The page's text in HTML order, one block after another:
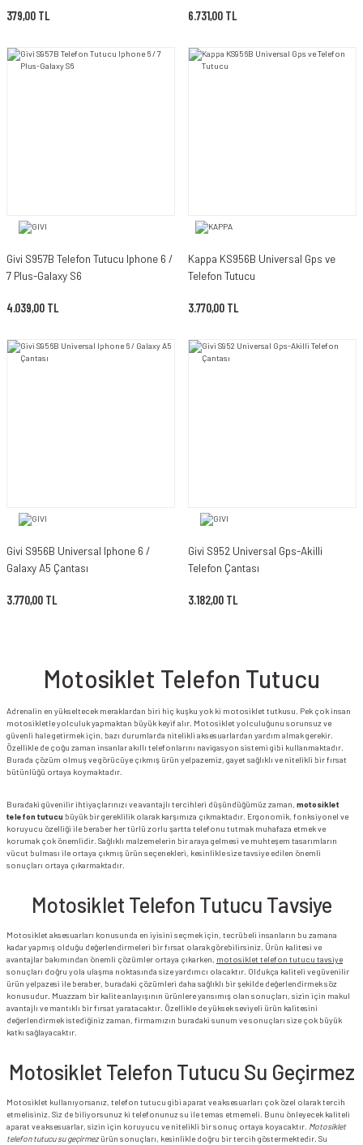
379,00 TL 6.731,00 TL
Givi S957B Telefon Tutucu Iphone 6 /
7 Plus-Galaxy S6
4.039,00 TL
Kappa KS956B Universal Gps ve
Telefon Tutucu
3.770,00 TL
Givi S956B Universal Iphone 6 /
Galaxy A5 Çantası
3.770,00 TL
Givi S952 Universal Gps-Akilli
Telefon Çantası
3.182,00 TL
Motosiklet Telefon Tutucu
Adrenalin en yükseltecek meraklardan biri hiç kuşku yok ki motosiklet tutkusu. Pek çok insan
motosikletle yolculuk yapmaktan büyük keyif alır. Motosiklet yolculuğunu sorunsuz ve
güvenli hale getirmek için, bazı durumlarda nitelikli aksesuarlardan yardım almak gerekir.
Özellikle de çoğu zaman insanlar akıllı telefonlarını navigasyon sistemi gibi kullanmaktadır.
Burada çözüm olmuş ve görücüye çıkmış ürün yelpazemiz, gayet sağlıklı ve nitelikli bir fırsat
bütünlüğü ortaya koymaktadır.
Buradaki güvenilir ihtiyaçlarınızı ve avantajlı tercihleri düşündüğümüz zaman, motosiklet
telefon tutucu büyük bir gereklilik olarak karşımıza çıkmaktadır. Ergonomik, fonksiyonel ve
koruyucu özelliği ile beraber her türlü zorlu şartta telefonu tutmak muhafaza etmek ve
korumak çok önemlidir. Sağlıklı malzemelerin bir araya gelmesi ve muhteşem tasarımların
vücut bulması ile ortaya çıkmış ürün seçenekleri, kesinlikle size tavsiye edilen önemli
sonuçları ortaya çıkarmaktadır.
Motosiklet Telefon Tutucu Tavsiye
Motosiklet aksesuarları konusunda en iyisini seçmek için, tecrübeli insanların bu zamana
kadar yapmış olduğu değerlendirmeleri bir fırsat olarak görebilirsiniz. Ürün kalitesi ve
avantajlar bakımından önemli çözümler ortaya çıkarken, motosiklet telefon tutucu tavsiye
sonuçları doğru yola ulaşma noktasında size yardımcı olacaktır. Oldukça kaliteli ve güvenilir
ürün yelpazesi ile beraber, buradaki çözümleri daha sağlıklı bir şekilde değerlendirmek söz
konusudur. Muazzam bir kalite anlayışının ürünlere yansımış olan sonuçları, sizin için makul
avantajlı ve mantıklı bir fırsat yaratacaktır. Özellikle de yüksek seviyeli ürün kalitesini
değerlendirmek istediğiniz zaman, firmamızın buradaki sunum ve sonuçları size çok büyük
katkı sağlayacaktır.
Motosiklet Telefon Tutucu Su Geçirmez
Motosiklet kullanıyorsanız, telefon tutucu gibi aparat ve aksesuarları çok özel olarak tercih
etmelisiniz. Siz de biliyorsunuz ki telefonunuz su ile temas etmemeli. Bunu önleyecek kaliteli
aparat ve aksesuarlar, sizin için koruyucu ve nitelikli bir sonuç ortaya koyacaktır. Motosiklet
telefon tutucu su geçirmezürün sonuçları, kesinlikle doğru bir tercih göstermektedir. Su